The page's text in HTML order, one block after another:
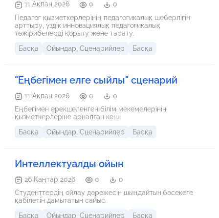
11 Ақпан 2026 0
0
Педагог қызметкерлерінің педагогикалық шеберлігін
арттыру, үздік инновациялық педагогикалық
тәжірибелерді қорыту және тарату.
Басқа
Ойындар, Сценарийлер Басқа
"Еңбегімен елге сыйлы" сценарий
11 Ақпан 2026 0
0
Еңбегімен ерекшеленген білім мекемелерінің
қызметкерлеріне арналған кеш
Басқа
Ойындар, Сценарийлер Басқа
Интеллектуалды ойын
26 Қаңтар 2026 0
0
Студенттердің ойлау дәрежесін шыңдайтын,бәсекеге
қабілетін дамытатын сайыс.
Басқа
Ойындар, Сценарийлер Басқа